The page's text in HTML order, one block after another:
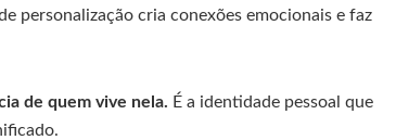
personalização cria conexões emocionais e faz
de quem vive nela. É a identidade pessoal que